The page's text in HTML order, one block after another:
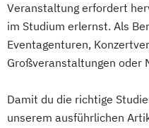
Veranstaltung erfordert
im Studium erlernst. Als
Eventagenturen,
Großveranstaltungen oder
Damit du die richtige
unserem ausführlichen